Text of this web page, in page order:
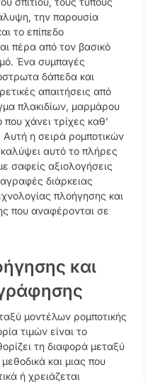
την παρουσία
το επίπεδο
πέρα από τον βασικό
Ένα συμπαγές
δάπεδα και
απαιτήσεις από
πλακιδίων, μαρμάρου
που χάνει τρίχες καθ’
Αυτή η σειρά ρομποτικών
αυτό το πλήρες
σαφείς αξιολογήσεις
διάρκειας
πλοήγησης και
που αναφέρονται σε
και
μοντέλων ρομποτικής
τιμών είναι το
τη διαφορά μεταξύ
και μιας που
ή χρειάζεται